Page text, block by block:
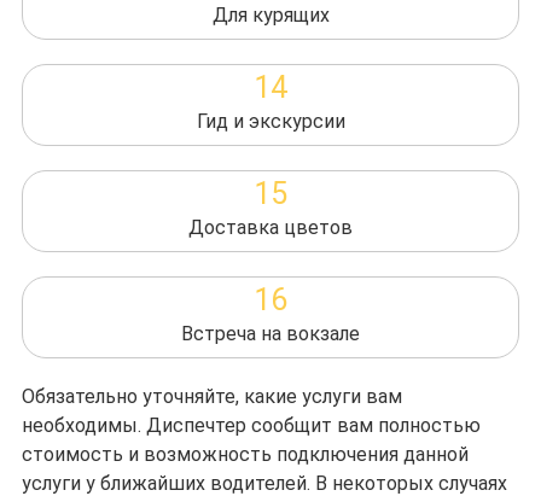
Для курящих
14
Гид и экскурсии
15
Доставка цветов
16
Встреча на вокзале
Обязательно уточняйте, какие услуги вам
необходимы. Диспечтер сообщит вам полностью
стоимость и возможность подключения данной
услуги у ближайших водителей. В некоторых случаях